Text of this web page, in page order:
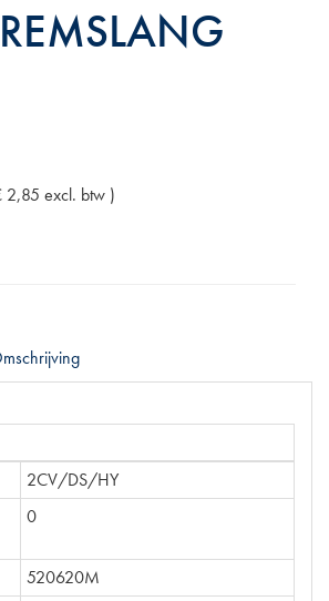
2,85 excl. btw )
2CV/DS/HY
0
520620M